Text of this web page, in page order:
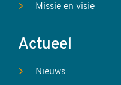
Missie en visie
Actueel
Nieuws